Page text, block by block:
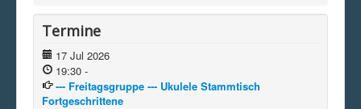
Termine
17 Jul 2026
19:30 -
--- Freitagsgruppe --- Ukulele Stammtisch
Fortgeschrittene